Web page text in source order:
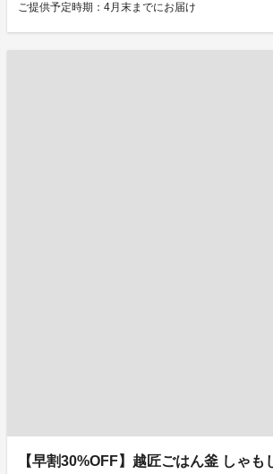
ご提供予定時期：4月末までにお届け
【早割30%OFF】越匠ごはん釜 しゃも